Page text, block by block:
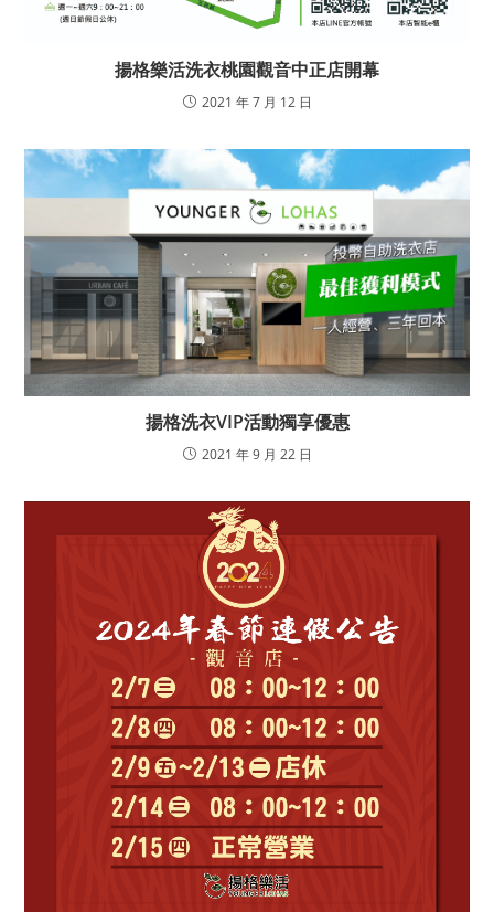
揚格樂活洗衣桃園觀音中正店開幕
2021 年 7 月 12 日
揚格洗衣VIP活動獨享優惠
2021 年 9 月 22 日